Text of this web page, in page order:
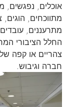
אוכלים, נפגשים,
מתווכחים, הוגים,
מתרעננים,
החלל הציבורי
צהריים או קפה
חברה וגיבוש.